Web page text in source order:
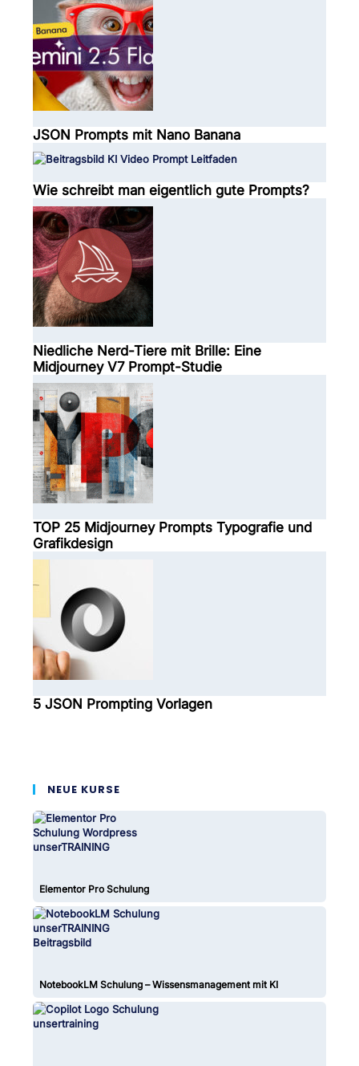
JSON Prompts mit Nano Banana
Wie schreibt man eigentlich gute Prompts?
Niedliche Nerd-Tiere mit Brille: Eine
Midjourney V7 Prompt-Studie
TOP 25 Midjourney Prompts Typografie und
Grafikdesign
5 JSON Prompting Vorlagen
NEUE KURSE
Elementor Pro Schulung
NotebookLM Schulung – Wissensmanagement mit KI